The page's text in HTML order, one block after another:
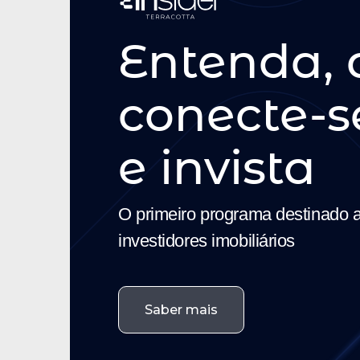
Entenda,
conecte-
e invista
O primeiro programa destinado
investidores imobiliários
Saber mais